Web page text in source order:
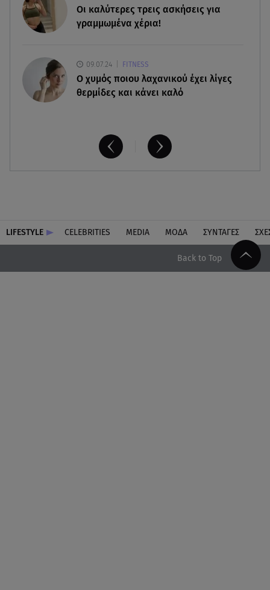
διακοπές τους στη Μύκονο
Οι καλύτερες τρεις ασκήσεις για
γραμμωμένα χέρια!
09.07.24 FITNESS
O χυμός ποιου λαχανικού έχει λίγες
θερμίδες και κάνει καλό
LIFESTYLE CELEBRITIES MEDIA ΜΟΔΑ ΣΥΝΤΑΓΕΣ
Back to Top